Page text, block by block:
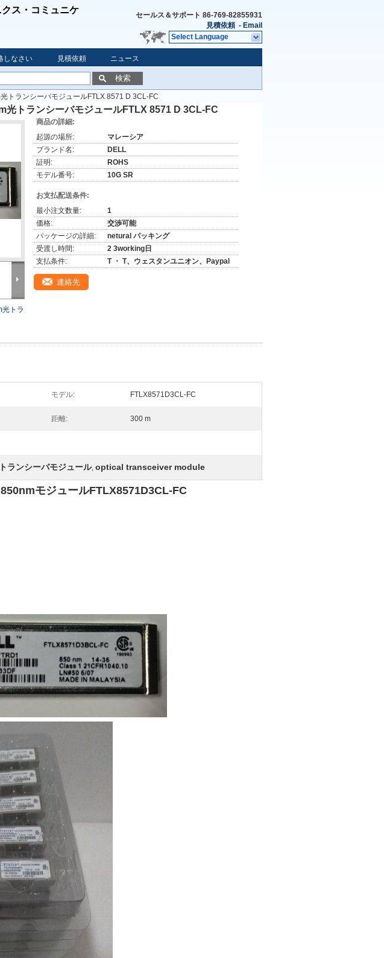
ス・コミュニケ
セールス＆サポート 86-769-82855931
見積依頼 - Email
Select Language
しなさい 見積依頼 ニュース
検索
トランシーバモジュールFTLX 8571 D 3CL-FC
光トランシーバモジュールFTLX 8571 D 3CL-FC
トラ
商品の詳細:
起源の場所:
マレーシア
ブランド名:
DELL
証明:
ROHS
モデル番号:
10G SR
お支払配送条件:
最小注文数量:
1
価格:
交渉可能
パッケージの詳細:
netural パッキング
受渡し時間:
2 3working日
支払条件:
T ・ T、ウェスタンユニオン、Paypal
連絡先
モデル: FTLX8571D3CL-FC
距離: 300 m
ランシーバモジュール, optical transceiver module
モジュールFTLX8571D3CL-FC